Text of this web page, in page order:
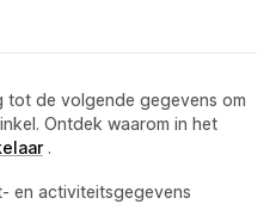
de volgende gegevens om
Ontdek waarom in het
.
en activiteitsgegevens